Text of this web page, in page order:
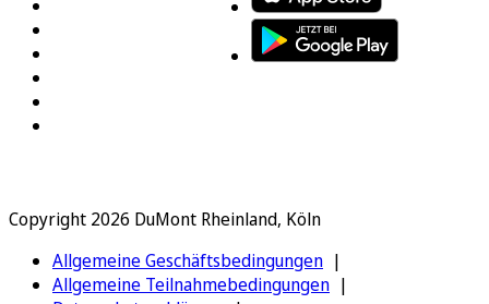
Copyright 2026 DuMont Rheinland, Köln
Allgemeine Geschäftsbedingungen
Allgemeine Teilnahmebedingungen